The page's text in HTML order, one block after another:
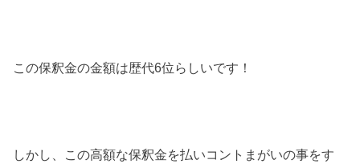
この保釈金の金額は歴代6位らしいです！
しかし、この高額な保釈金を払いコントまがいの事をす